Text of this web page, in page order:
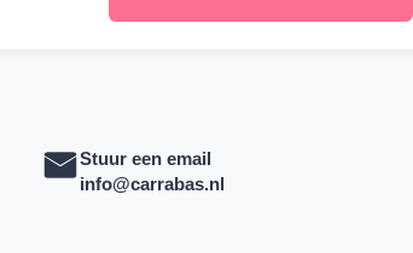
Stuur een email
info@carrabas.nl